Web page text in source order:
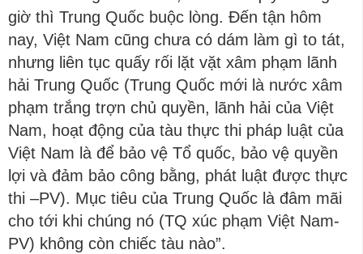
giờ thì Trung Quốc buộc lòng. Đến tận hôm
nay, Việt Nam cũng chưa có dám làm gì to tát,
nhưng liên tục quấy rối lặt vặt xâm phạm lãnh
hải Trung Quốc (Trung Quốc mới là nước xâm
phạm trắng trợn chủ quyền, lãnh hải của Việt
Nam, hoạt động của tàu thực thi pháp luật của
Việt Nam là để bảo vệ Tổ quốc, bảo vệ quyền
lợi và đảm bảo công bằng, phát luật được thực
thi –PV). Mục tiêu của Trung Quốc là đâm mãi
cho tới khi chúng nó (TQ xúc phạm Việt Nam-
PV) không còn chiếc tàu nào”.